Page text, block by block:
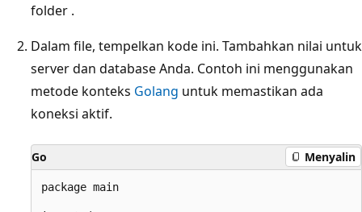
folder .
Dalam file, tempelkan kode ini. Tambahkan nilai untuk
server dan database Anda. Contoh ini menggunakan
metode konteks Golang untuk memastikan ada
koneksi aktif.
Go Menyalin
package main